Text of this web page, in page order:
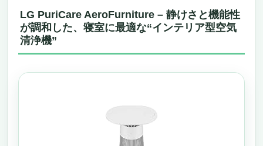
LG PuriCare AeroFurniture – 静けさと機能性
が調和した、寝室に最適な“インテリア型空気
清浄機”